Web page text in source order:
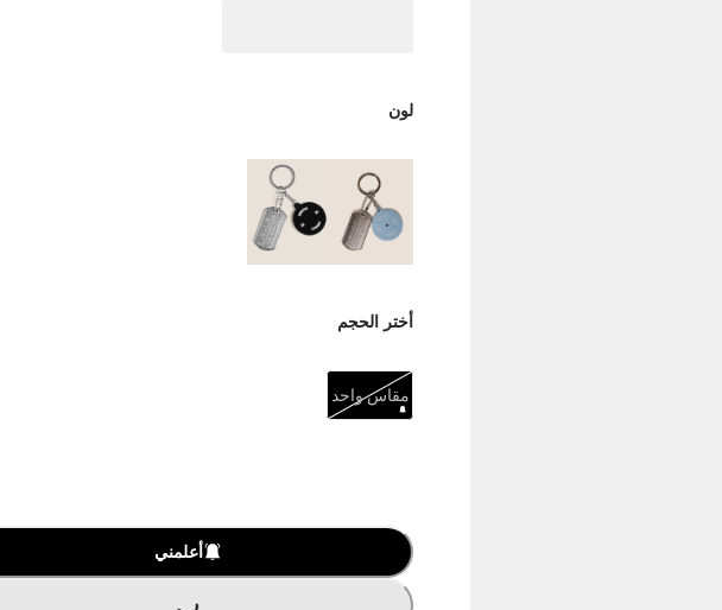
لون
أختر الحجم
مقاس واحد
أعلمني
...